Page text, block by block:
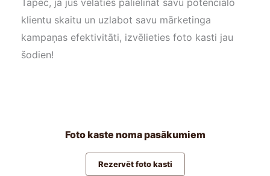
Tāpēc, ja jūs vēlaties palielināt savu potenciālo
klientu skaitu un uzlabot savu mārketinga
kampaņas efektivitāti, izvēlieties foto kasti jau
šodien!
Foto kaste noma pasākumiem
Rezervēt foto kasti